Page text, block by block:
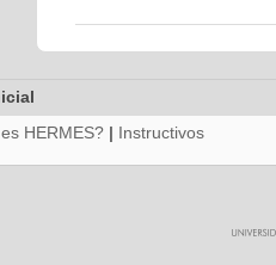
HERMES? | Instructivos